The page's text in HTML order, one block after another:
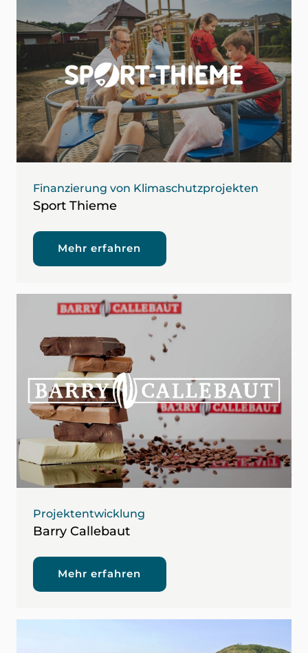
Finanzierung von Klimaschutzprojekten
Sport Thieme
Mehr erfahren
Projektentwicklung
Barry Callebaut
Mehr erfahren